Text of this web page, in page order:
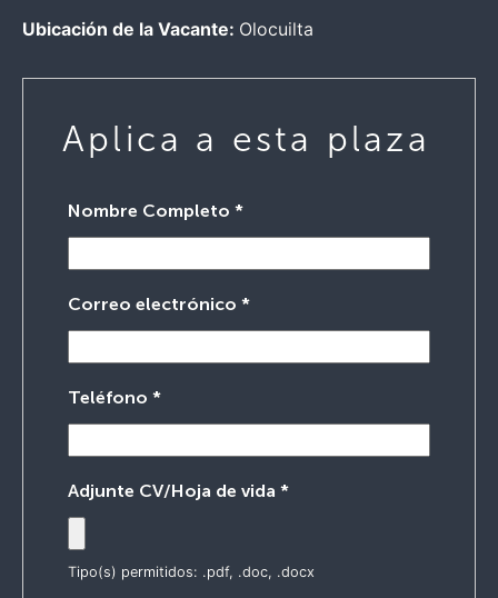
Ubicación de la Vacante: Olocuilta
Aplica a esta plaza
Nombre Completo *
Correo electrónico *
Teléfono *
Adjunte CV/Hoja de vida *
Tipo(s) permitidos: .pdf, .doc, .docx